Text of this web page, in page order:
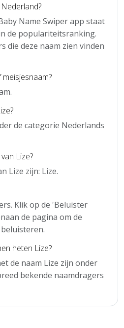
Name Swiper app staat
de populariteitsranking.
die deze naam zien vinden
de categorie Nederlands
Lize?
Lize zijn: Lize.
Klik op de 'Beluister
de pagina om de
heten Lize?
de naam Lize zijn onder
bekende naamdragers